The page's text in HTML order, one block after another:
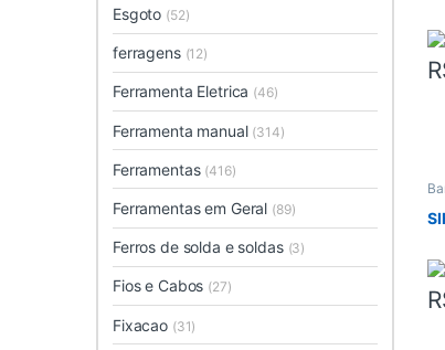
Esgoto (52)
ferragens (12)
Ferramenta Eletrica (46)
Ferramenta manual (314)
Ferramentas (416)
Ferramentas em Geral (89)
Ferros de solda e soldas (3)
Fios e Cabos (27)
Fixacao (31)